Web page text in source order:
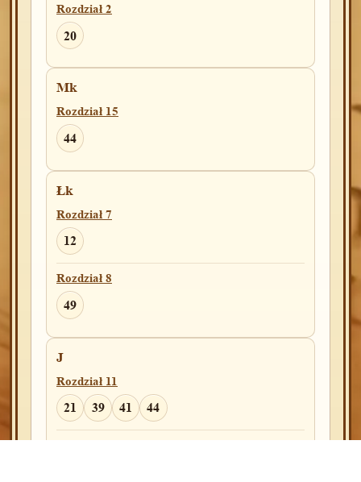
9
4
Pwt
5
Rozdział 26
14
Sdz(A)
Rozdział 16
30
Rozdział 2
20
Mk
Rozdział 15
44
Łk
Rozdział 7
12
Rozdział 8
49
J
Rozdział 11
21 39 41 44